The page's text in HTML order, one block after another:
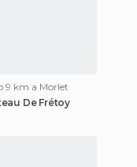
9 km a Morlet
De Frétoy